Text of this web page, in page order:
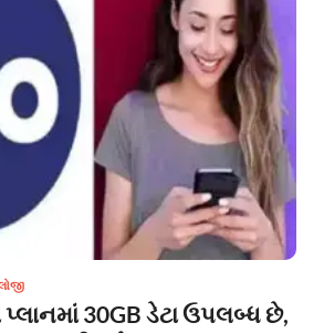
30GB ડેટા ઉપલબ્ધ છે,